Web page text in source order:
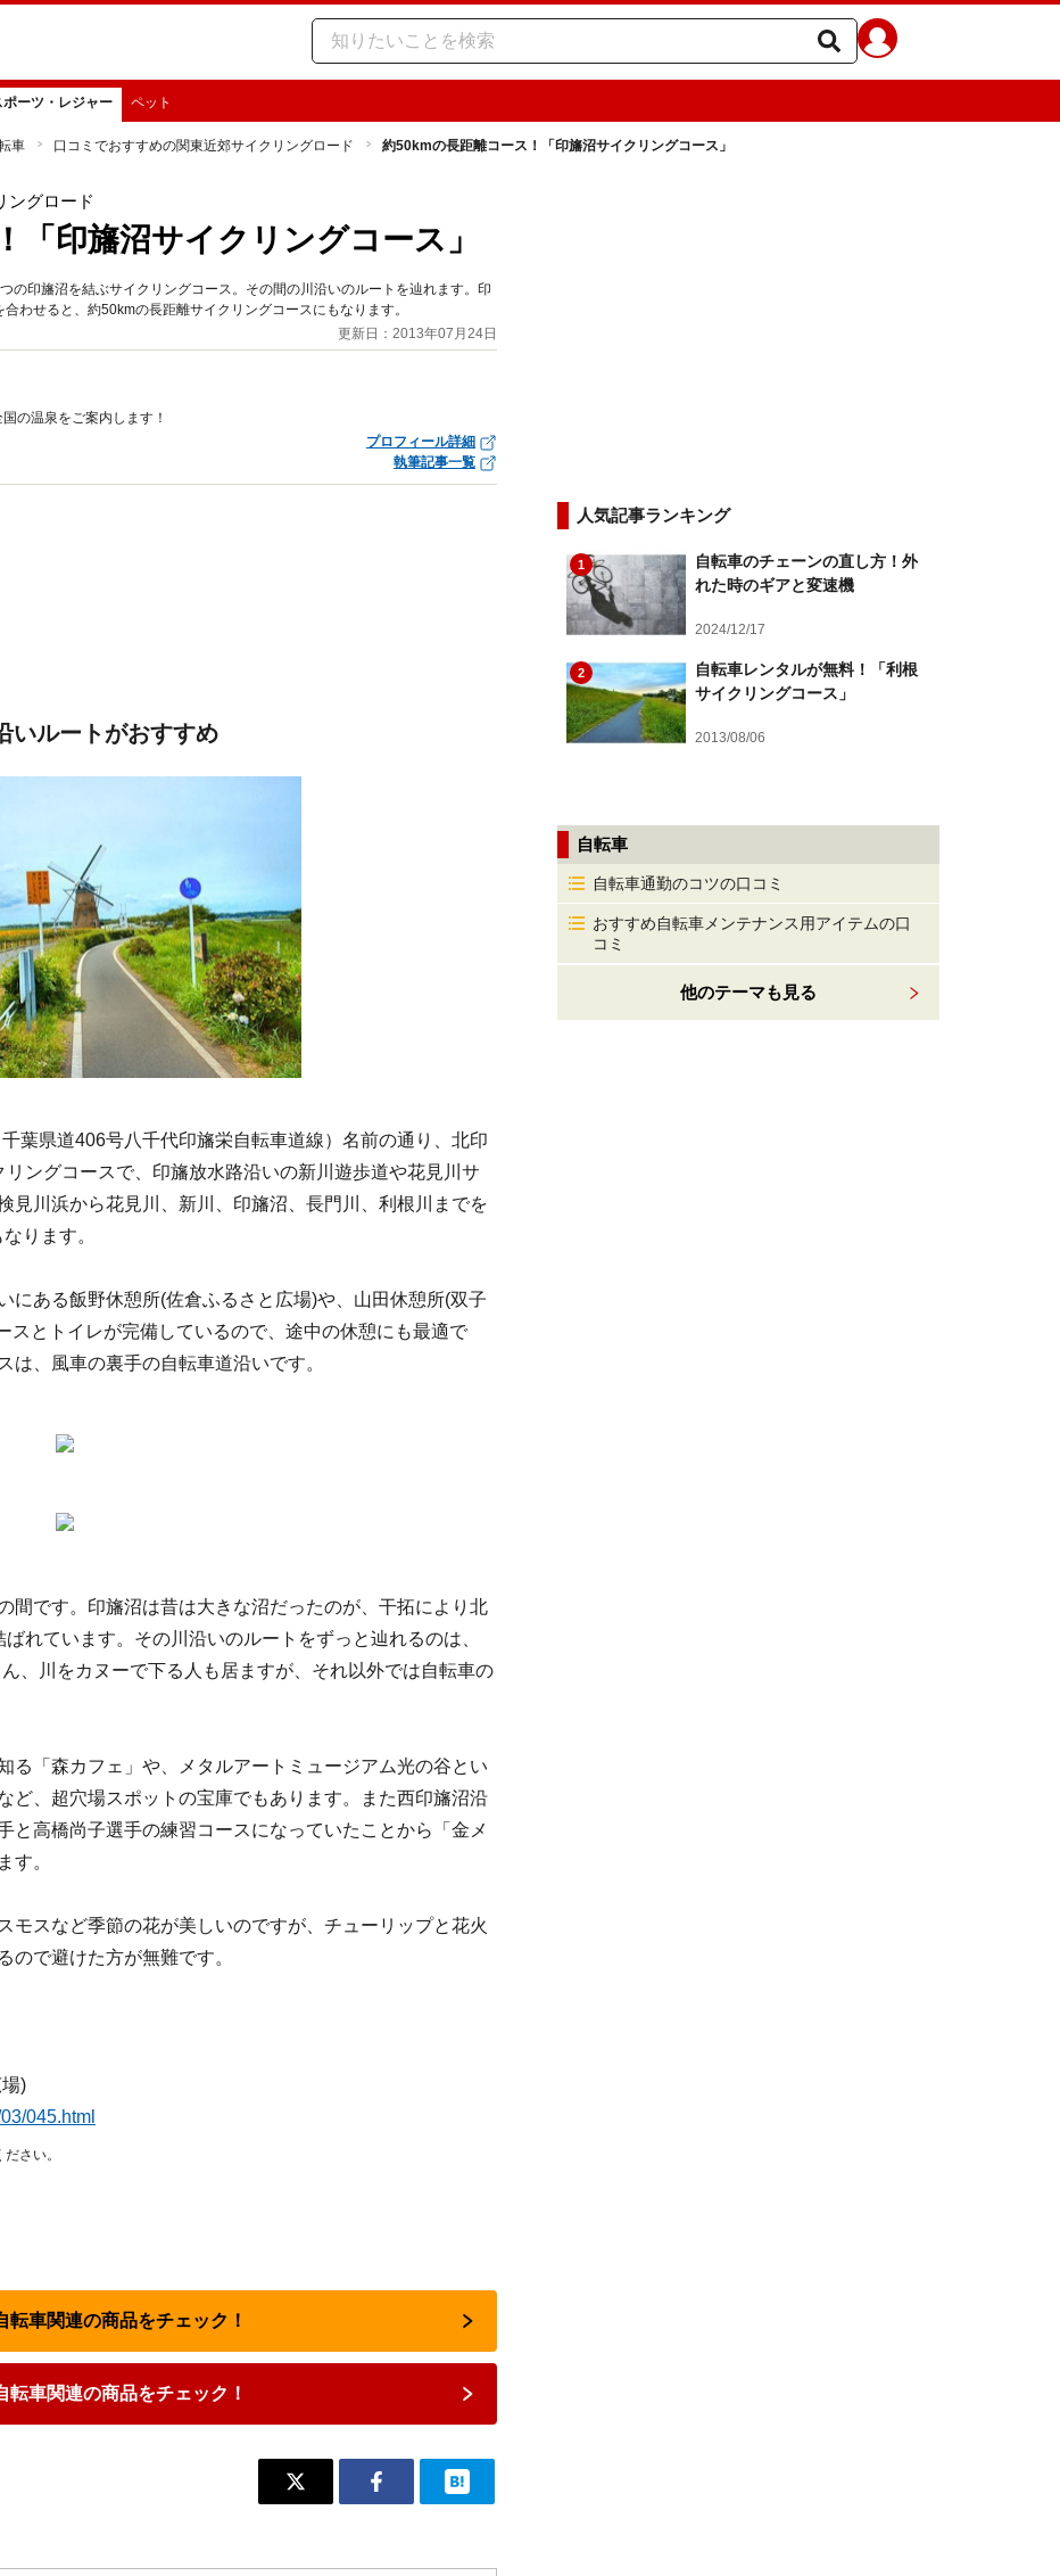
ポーツ・レジャー ペット
車 口コミでおすすめの関東近郊サイクリングロード 約50kmの長距離コース！「印旛沼サイクリングコース」
ングロード
「印旛沼サイクリングコース」
の印旛沼を結ぶサイクリングコース。その間の川沿いのルートを辿れます。印
わせると、約50kmの長距離サイクリングコースにもなります。
更新日：2013年07月24日
の温泉をご案内します！
プロフィール詳細
執筆記事一覧
いルートがおすすめ
葉県道406号八千代印旛栄自転車道線）名前の通り、北印
ングコースで、印旛放水路沿いの新川遊歩道や花見川サ
見川浜から花見川、新川、印旛沼、長門川、利根川までを
ります。
にある飯野休憩所(佐倉ふるさと広場)や、山田休憩所(双子
スとトイレが完備しているので、途中の休憩にも最適で
、風車の裏手の自転車道沿いです。
間です。印旛沼は昔は大きな沼だったのが、干拓により北
れています。その川沿いのルートをずっと辿れるのは、
、川をカヌーで下る人も居ますが、それ以外では自転車の
る「森カフェ」や、メタルアートミュージアム光の谷とい
ど、超穴場スポットの宝庫でもあります。また西印旛沼沿
と高橋尚子選手の練習コースになっていたことから「金メ
す。
モスなど季節の花が美しいのですが、チューリップと花火
ので避けた方が無難です。
)
045.html
さい。
車関連の商品をチェック！
転車関連の商品をチェック！
人気記事ランキング
1
自転車のチェーンの直し方！外
れた時のギアと変速機
2024/12/17
2
自転車レンタルが無料！「利根
サイクリングコース」
2013/08/06
自転車
自転車通勤のコツの口コミ
おすすめ自転車メンテナンス用アイテムの口
コミ
他のテーマも見る